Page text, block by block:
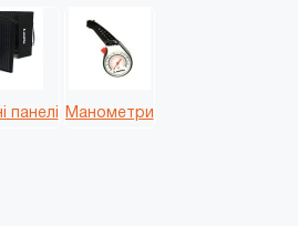
панелі Манометри